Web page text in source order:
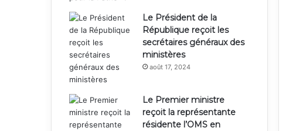
Le Président de la
République reçoit les
secrétaires généraux des
ministères
août 17, 2024
Le Premier ministre
reçoit la représentante
résidente l’OMS en